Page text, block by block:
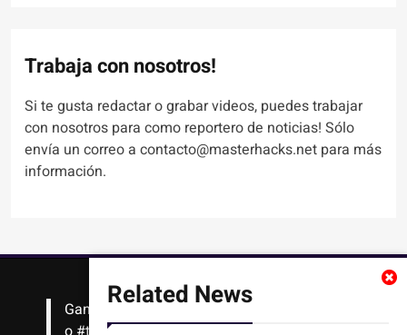
Related News
Trabaja con nosotros!
Si te gusta redactar o grabar videos, puedes trabajar
con nosotros para como reportero de noticias! Sólo
envía un correo a contacto@masterhacks.net para más
información.
Gana #Bitcoin solo con leer artículos, noticias